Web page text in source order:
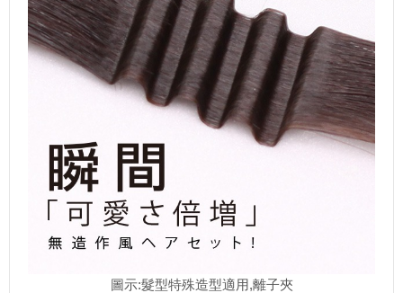
圖示:髮型特殊造型適用,離子夾